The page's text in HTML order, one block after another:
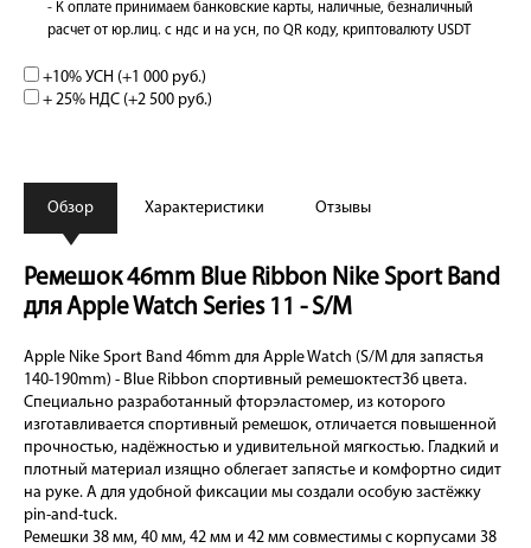
- К оплате принимаем банковские карты, наличные, безналичный
расчет от юр.лиц. с ндс и на усн, по QR коду, криптовалюту USDT
+10% УСН (+1 000 руб.)
+ 25% НДС (+2 500 руб.)
Обзор Характеристики Отзывы
Ремешок 46mm Blue Ribbon Nike Sport Band
для Apple Watch Series 11 - S/M
Apple Nike Sport Band 46mm для Apple Watch (S/M для запястья
140-190mm) - Blue Ribbon спортивный ремешоктест3б цвета.
Специально разработанный фторэластомер, из которого
изготавливается спортивный ремешок, отличается повышенной
прочностью, надёжностью и удивительной мягкостью. Гладкий и
плотный материал изящно облегает запястье и комфортно сидит
на руке. А для удобной фиксации мы создали особую застёжку
pin-and-tuck.
Ремешки 38 мм, 40 мм, 42 мм и 42 мм совместимы с корпусами 38